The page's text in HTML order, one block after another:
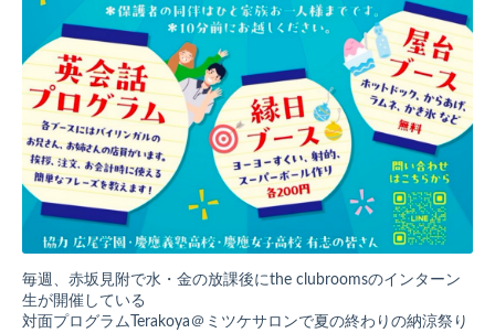
毎週、赤坂見附で水・金の放課後にthe clubroomsのインターン
生が開催している
対面プログラムTerakoya＠ミツケサロンで夏の終わりの納涼祭り